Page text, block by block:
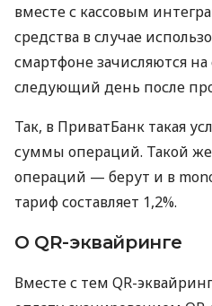
вместе с кассовым
средства в случае
смартфоне зачисляются
следующий день после
Так, в ПриватБанк такая
суммы операций. Такой
операций — берут и в
тариф составляет 1,2%.
О QR-эквайринге
Вместе с тем QR-